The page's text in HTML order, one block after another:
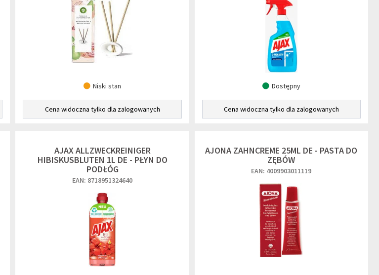
Niski stan
Cena widoczna tylko dla zalogowanych
Dostępny
Cena widoczna tylko dla zalogowanych
AJAX ALLZWECKREINIGER
HIBISKUSBLUTEN 1L DE - PŁYN DO
PODŁÓG
EAN: 8718951324640
AJONA ZAHNCREME 25ML DE - PASTA DO
ZĘBÓW
EAN: 4009903011119